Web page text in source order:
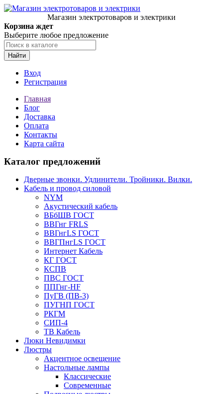
Магазин электротоваров и электрики
Корзина ждет
Выберите любое предложение
Найти
Вход
Регистрация
Главная
Блог
Доставка
Оплата
Контакты
Карта сайта
Каталог предложений
Дверные звонки. Удлинители. Тройники. Вилки.
Кабель и провод силовой
NYM
Акустический кабель
ВБбШВ ГОСТ
ВВГнг FRLS
ВВГнгLS ГОСТ
ВВГПнгLS ГОСТ
Интернет Кабель
КГ ГОСТ
КСПВ
ПВС ГОСТ
ППГнг-HF
ПуГВ (ПВ-3)
ПУГНП ГОСТ
РКГМ
СИП-4
ТВ Кабель
Люки Невидимки
Люстры
Акцентное освещение
Настольные лампы
Классические
Современные